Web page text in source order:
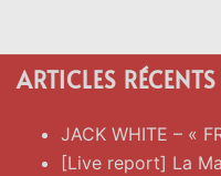
ARTICLES RÉCENTS
JACK WHITE – «
[Live report] La